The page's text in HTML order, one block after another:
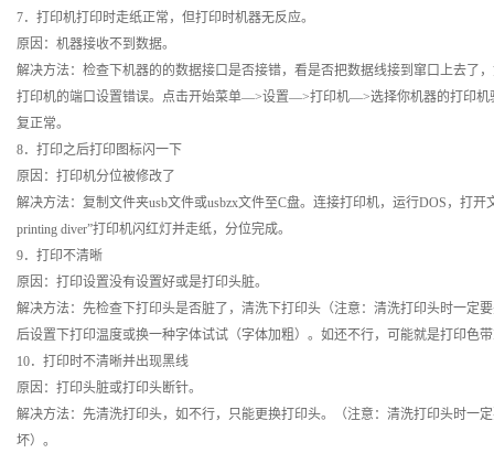
7．打印机打印时走纸正常，但打印时机器无反应。
原因：机器接收不到数据。
解决方法：检查下机器的的数据接口是否接错，看是否把数据线接到窜口上去了
打印机的端口设置错误。点击开始菜单—>设置—>打印机—>选择你机器的打印
复正常。
8．打印之后打印图标闪一下
原因：打印机分位被修改了
解决方法：复制文件夹usb文件或usbzx文件至C盘。连接打印机，运行DOS，打开
printing diver”打印机闪红灯并走纸，分位完成。
9．打印不清晰
原因：打印设置没有设置好或是打印头脏。
解决方法：先检查下打印头是否脏了，清洗下打印头（注意：清洗打印头时一定
后设置下打印温度或换一种字体试试（字体加粗）。如还不行，可能就是打印色
10．打印时不清晰并出现黑线
原因：打印头脏或打印头断针。
解决方法：先清洗打印头，如不行，只能更换打印头。（注意：清洗打印头时一
坏）。